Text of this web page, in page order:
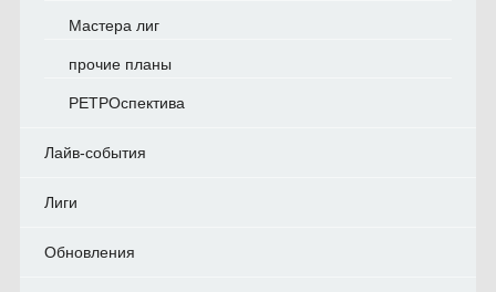
Мастера лиг
прочие планы
РЕТРОспектива
Лайв-события
Лиги
Обновления